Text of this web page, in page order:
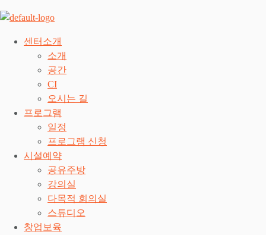
센터소개
소개
공간
CI
오시는 길
프로그램
일정
프로그램 신청
시설예약
공유주방
강의실
다목적 회의실
스튜디오
창업보육